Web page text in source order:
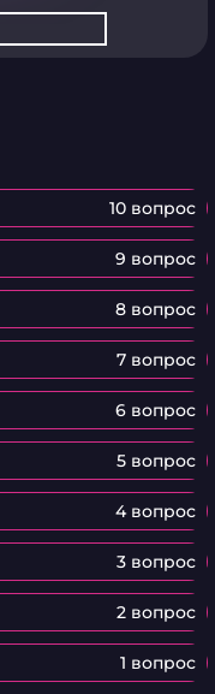
10 вопрос
9 вопрос
8 вопрос
7 вопрос
6 вопрос
5 вопрос
4 вопрос
3 вопрос
2 вопрос
1 вопрос